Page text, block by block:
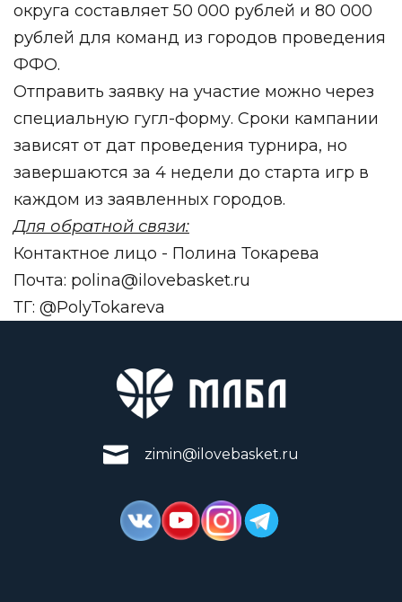
округа составляет 50 000 рублей и 80 000
рублей для команд из городов проведения
ФФО.
Отправить заявку на участие можно через
специальную гугл-форму. Сроки кампании
зависят от дат проведения турнира, но
завершаются за 4 недели до старта игр в
каждом из заявленных городов.
Для обратной связи:
Контактное лицо - Полина Токарева
Почта: polina@ilovebasket.ru
ТГ: @PolyTokareva
zimin@ilovebasket.ru